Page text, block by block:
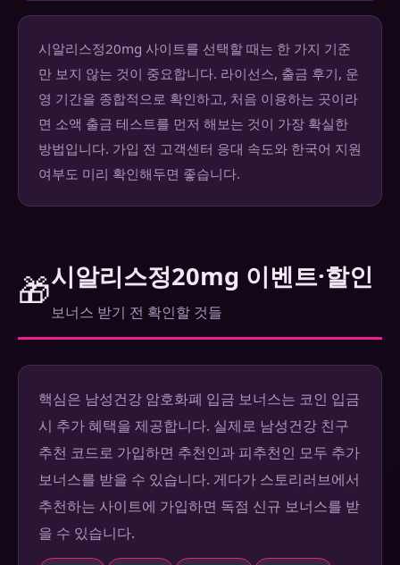
시알리스정20mg 사이트를 선택할 때는 한 가지 기준
만 보지 않는 것이 중요합니다. 라이선스, 출금 후기, 운
영 기간을 종합적으로 확인하고, 처음 이용하는 곳이라
면 소액 출금 테스트를 먼저 해보는 것이 가장 확실한
방법입니다. 가입 전 고객센터 응대 속도와 한국어 지원
여부도 미리 확인해두면 좋습니다.
🎁시알리스정20mg 이벤트·할인
보너스 받기 전 확인할 것들
핵심은 남성건강 암호화폐 입금 보너스는 코인 입금
시 추가 혜택을 제공합니다. 실제로 남성건강 친구
추천 코드로 가입하면 추천인과 피추천인 모두 추가
보너스를 받을 수 있습니다. 게다가 스토리러브에서
추천하는 사이트에 가입하면 독점 신규 보너스를 받
을 수 있습니다.